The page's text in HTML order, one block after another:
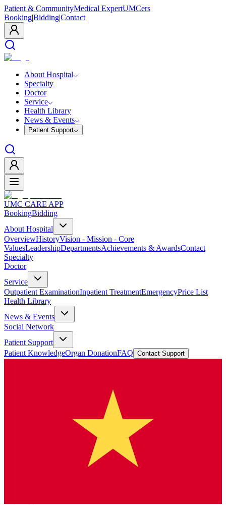
Patient & CommunityMedical ExpertUMCers
Booking|Bidding|Contact
About Hospital
Specialty
Doctor
Service
Health Library
News & Events
Patient Support
UMC CARE APP
BookingBidding
About Hospital
OverviewHistoryVision - Mission - Core
ValuesLeadershipDepartmentsAchievements & AwardsContact
Specialty
Doctor
Service
Outpatient ExaminationInpatient TreatmentEmergencyPrice List
Health Library
News & Events
Social Network
Patient Support
Patient KnowledgeOrgan DonationFAQ Contact Support